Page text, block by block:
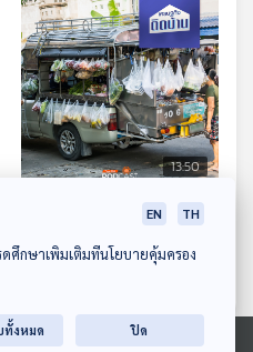
13:50
EP. 472: เบื้องหลังกำไรและ
ขาดทุน ธุรกิจค้าขายประเภท
"รถพุ่มพวง"
EN TH
ดศึกษาเพิ่มเติมที่นโยบายคุ้มครอง
ทั้งหมด ปิด